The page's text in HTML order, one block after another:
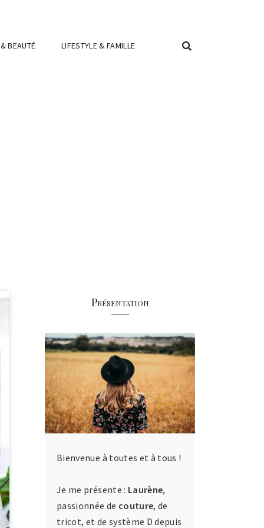
BEAUTÉ LIFESTYLE & FAMILLE
Présentation
Bienvenue à toutes et à tous !
Je me présente : Laurène,
passionnée de couture, de
tricot, et de système D depuis